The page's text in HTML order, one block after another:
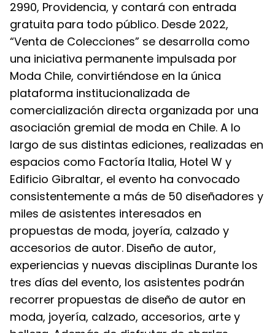
2990, Providencia, y contará con entrada
gratuita para todo público. Desde 2022,
“Venta de Colecciones” se desarrolla como
una iniciativa permanente impulsada por
Moda Chile, convirtiéndose en la única
plataforma institucionalizada de
comercialización directa organizada por una
asociación gremial de moda en Chile. A lo
largo de sus distintas ediciones, realizadas en
espacios como Factoría Italia, Hotel W y
Edificio Gibraltar, el evento ha convocado
consistentemente a más de 50 diseñadores y
miles de asistentes interesados en
propuestas de moda, joyería, calzado y
accesorios de autor. Diseño de autor,
experiencias y nuevas disciplinas Durante los
tres días del evento, los asistentes podrán
recorrer propuestas de diseño de autor en
moda, joyería, calzado, accesorios, arte y